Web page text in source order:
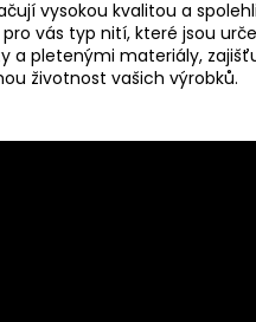
vysokou kvalitou a
vás typ nití, které jsou
a pletenými materiály,
životnost vašich výrobků.